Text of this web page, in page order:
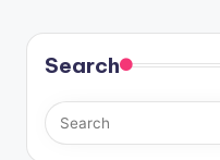
Search